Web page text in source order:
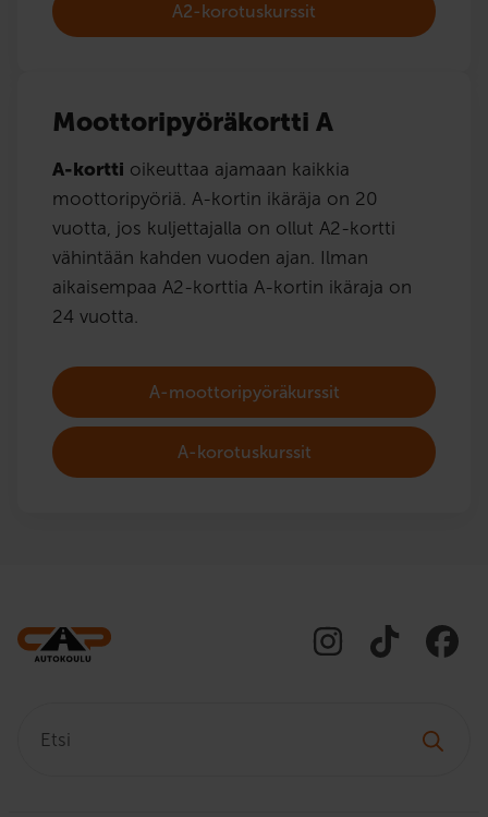
A2-korotuskurssit
Moottoripyöräkortti A
A-kortti oikeuttaa ajamaan kaikkia
moottoripyöriä. A-kortin ikäräja on 20
vuotta, jos kuljettajalla on ollut A2-kortti
vähintään kahden vuoden ajan. Ilman
aikaisempaa A2-korttia A-kortin ikäraja on
24 vuotta.
A-moottoripyöräkurssit
A-korotuskurssit